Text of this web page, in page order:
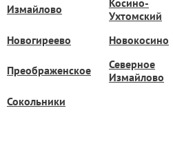
Измайлово
Ухтомский
Новогиреево Новокосино
Преображенское
Северное
Измайлово
Сокольники